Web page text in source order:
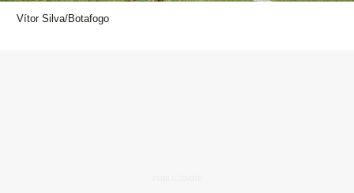
Vítor Silva/Botafogo